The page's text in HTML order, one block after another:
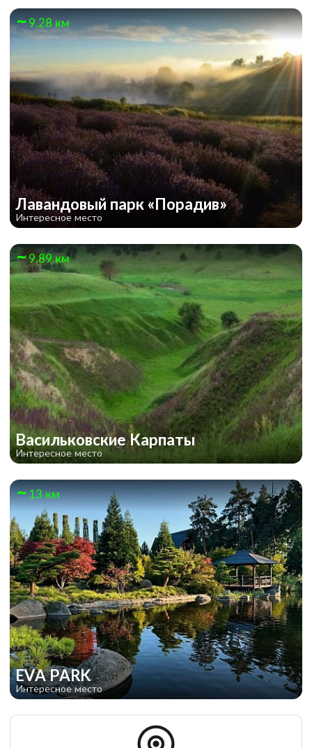
9.28 км
Лавандовый парк «Порадив»
Интересное место
9.89 км
Васильковские Карпаты
Интересное место
13 км
EVA PARK
Интересное место